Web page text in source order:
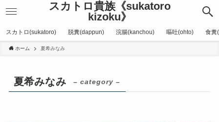
スカトロ貴族《sukatoro
kizoku》
スカトロ(sukatoro) 脱糞(dappun) 浣腸(kanchou) 嘔吐(ohto) 食糞
ホーム 夏希みなみ
夏希みなみ – category –